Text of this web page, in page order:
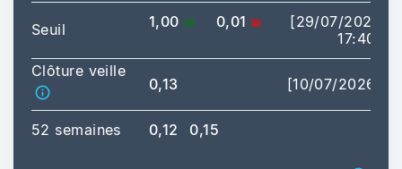
Seuil 1,00 0,01
[29/07/2026
17:40]
Clôture veille
0,13 [10/07/2026]
52 semaines 0,12 0,15